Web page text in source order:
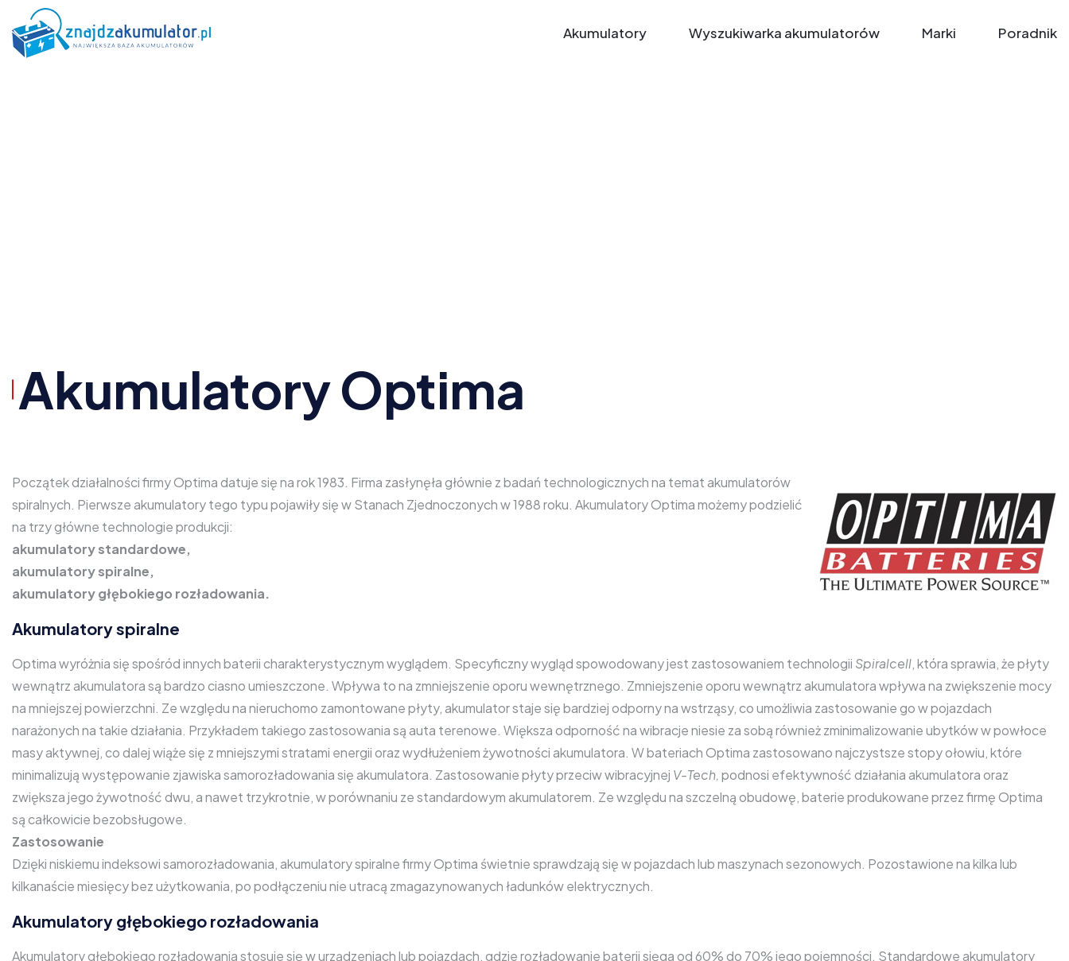
Akumulatory Wyszukiwarka akumulatorów Marki Poradnik
Akumulatory Optima
Początek działalności firmy Optima datuje się na rok 1983. Firma zasłynęła głównie z badań technologicznych na temat akumulatorów
spiralnych. Pierwsze akumulatory tego typu pojawiły się w Stanach Zjednoczonych w 1988 roku. Akumulatory Optima możemy podzielić
na trzy główne technologie produkcji:
akumulatory standardowe,
akumulatory spiralne,
akumulatory głębokiego rozładowania.
Akumulatory spiralne
Optima wyróżnia się spośród innych baterii charakterystycznym wyglądem. Specyficzny wygląd spowodowany jest zastosowaniem technologii Spiralcell, która sprawia, że płyty
wewnątrz akumulatora są bardzo ciasno umieszczone. Wpływa to na zmniejszenie oporu wewnętrznego. Zmniejszenie oporu wewnątrz akumulatora wpływa na zwiększenie mocy
na mniejszej powierzchni. Ze względu na nieruchomo zamontowane płyty, akumulator staje się bardziej odporny na wstrząsy, co umożliwia zastosowanie go w pojazdach
narażonych na takie działania. Przykładem takiego zastosowania są auta terenowe. Większa odporność na wibracje niesie za sobą również zminimalizowanie ubytków w powłoce
masy aktywnej, co dalej wiąże się z mniejszymi stratami energii oraz wydłużeniem żywotności akumulatora. W bateriach Optima zastosowano najczystsze stopy ołowiu, które
minimalizują występowanie zjawiska samorozładowania się akumulatora. Zastosowanie płyty przeciw wibracyjnej V-Tech, podnosi efektywność działania akumulatora oraz
zwiększa jego żywotność dwu, a nawet trzykrotnie, w porównaniu ze standardowym akumulatorem. Ze względu na szczelną obudowę, baterie produkowane przez firmę Optima
są całkowicie bezobsługowe.
Zastosowanie
Dzięki niskiemu indeksowi samorozładowania, akumulatory spiralne firmy Optima świetnie sprawdzają się w pojazdach lub maszynach sezonowych. Pozostawione na kilka lub
kilkanaście miesięcy bez użytkowania, po podłączeniu nie utracą zmagazynowanych ładunków elektrycznych.
Akumulatory głębokiego rozładowania
Akumulatory głębokiego rozładowania stosuje się w urządzeniach lub pojazdach, gdzie rozładowanie baterii sięga od 60% do 70% jego pojemności. Standardowe akumulatory